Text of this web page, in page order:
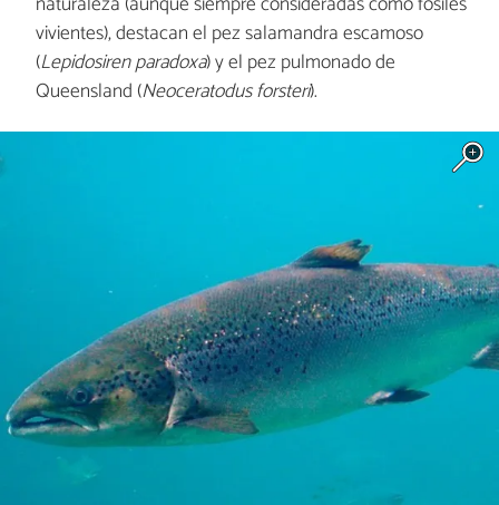
vivientes), destacan el pez salamandra escamoso
(Lepidosiren paradoxa) y el pez pulmonado de
Queensland (Neoceratodus forsteri).